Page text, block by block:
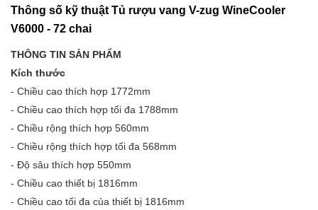
Thông số kỹ thuật Tủ rượu vang V-zug WineCooler
V6000 - 72 chai
THÔNG TIN SẢN PHẨM
Kích thước
- Chiều cao thích hợp 1772mm
- Chiều cao thích hợp tối đa 1788mm
- Chiều rộng thích hợp 560mm
- Chiều rộng thích hợp tối đa 568mm
- Độ sâu thích hợp 550mm
- Chiều cao thiết bị 1816mm
- Chiều cao tối đa của thiết bị 1816mm